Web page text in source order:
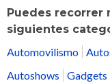
Puedes recorrer
siguientes
Automovilismo
Autoshows
Gadgets